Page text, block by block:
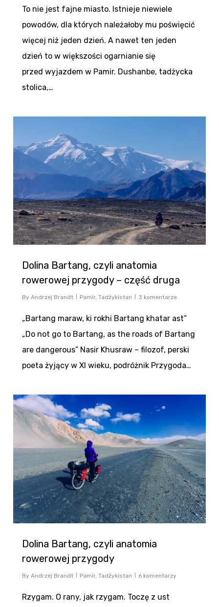
To nie jest fajne miasto. Istnieje niewiele
powodów, dla których należałoby mu poświęcić
więcej niż jeden dzień. A nawet ten jeden
dzień to w większości ogarnianie się
przed wyjazdem w Pamir. Dushanbe, tadżycka
stolica,…
Dolina Bartang, czyli anatomia
rowerowej przygody – część druga
By Andrzej Brandt Pamir, Tadżykistan 3 komentarze
„Bartang maraw, ki rokhi Bartang khatar ast”
„Do not go to Bartang, as the roads of Bartang
are dangerous” Nasir Khusraw – filozof, perski
poeta żyjący w XI wieku, podróżnik Przygoda…
Dolina Bartang, czyli anatomia
rowerowej przygody
By Andrzej Brandt Pamir, Tadżykistan 6 komentarzy
Rzygam. O rany, jak rzygam. Toczę z ust